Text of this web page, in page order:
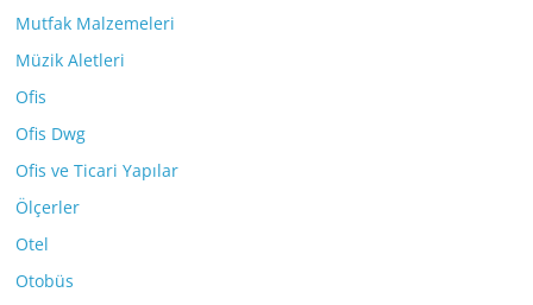
Mutfak Malzemeleri
Müzik Aletleri
Ofis
Ofis Dwg
Ofis ve Ticari Yapılar
Ölçerler
Otel
Otobüs